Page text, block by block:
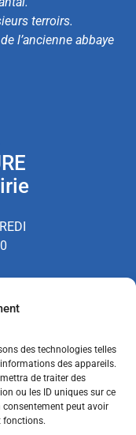
des technologies telles
des appareils.
de traiter des
ou les ID uniques sur ce
consentement peut avoir
fonctions.
terroirs.
l’ancienne abbaye